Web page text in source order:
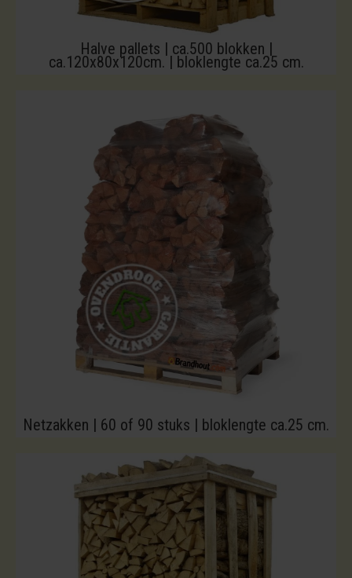
Halve pallets | ca.500 blokken |
ca.120x80x120cm. | bloklengte ca.25 cm.
Netzakken | 60 of 90 stuks | bloklengte ca.25 cm.